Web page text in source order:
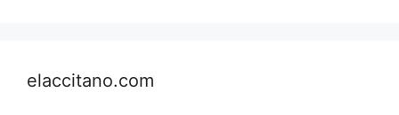
elaccitano.com